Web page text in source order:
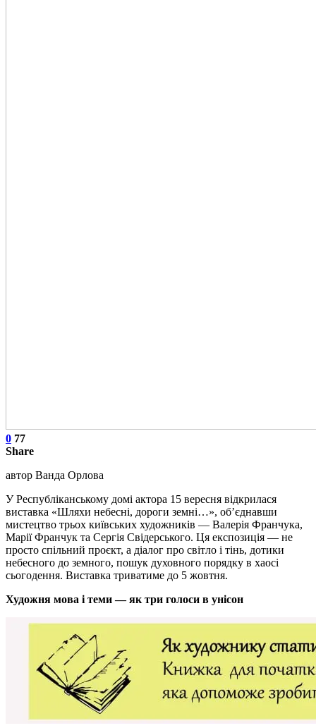
0 77
Share
автор Ванда Орлова
У Республіканському домі актора 15 вересня відкрилася
виставка «Шляхи небесні, дороги земні…», об’єднавши
мистецтво трьох київських художників — Валерія Франчука,
Марії Франчук та Сергія Свідерського. Ця експозиція — не
просто спільний проєкт, а діалог про світло і тінь, дотики
небесного до земного, пошук духовного порядку в хаосі
сьогодення. Виставка триватиме до 5 жовтня.
Художня мова і теми — як три голоси в унісон